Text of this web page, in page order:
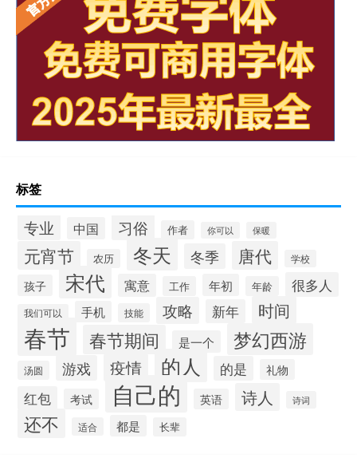
标签
专业 中国 习俗 作者 你可以 保暖
元宵节 农历 冬天 冬季 唐代 学校
孩子 宋代 寓意 工作 年初 年龄 很多人
我们可以 手机 技能 攻略 新年 时间
春节 春节期间 是一个 梦幻西游
汤圆 游戏 疫情 的人 的是 礼物
红包 考试 自己的 英语 诗人 诗词
还不 适合 都是 长辈